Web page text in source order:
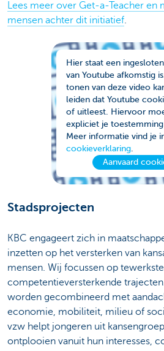
Lees meer over Get-a-Teacher en
mensen achter dit initiatief.
Hier staat een
van Youtube afkomstig
tonen van deze video
leiden dat Youtube
of uitleest. Hiervoor
expliciet je
Meer informatie vind je
cookieverklaring.
Aanvaard
Stadsprojecten
KBC engageert zich in
inzetten op het versterken van
mensen. Wij focussen op
competentieversterkende
worden gecombineerd met
economie, mobiliteit, milieu of
vzw helpt jongeren uit
ontplooien vanuit hun interesses,